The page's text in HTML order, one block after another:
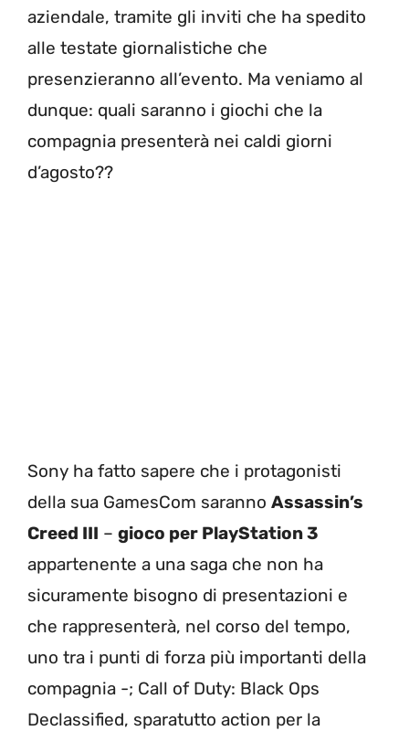
aziendale, tramite gli inviti che ha spedito
alle testate giornalistiche che
presenzieranno all’evento. Ma veniamo al
dunque: quali saranno i giochi che la
compagnia presenterà nei caldi giorni
d’agosto??
Sony ha fatto sapere che i protagonisti
della sua GamesCom saranno Assassin’s
Creed III – gioco per PlayStation 3
appartenente a una saga che non ha
sicuramente bisogno di presentazioni e
che rappresenterà, nel corso del tempo,
uno tra i punti di forza più importanti della
compagnia -; Call of Duty: Black Ops
Declassified, sparatutto action per la